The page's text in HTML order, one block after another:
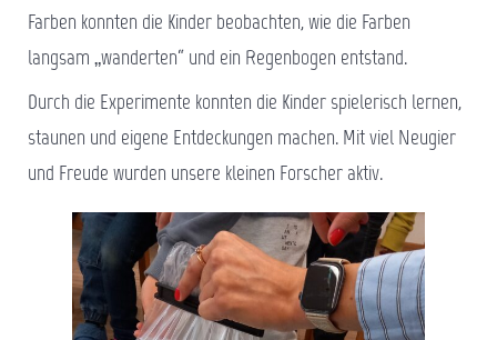
Farben konnten die Kinder beobachten, wie die Farben
langsam „wanderten“ und ein Regenbogen entstand.
Durch die Experimente konnten die Kinder spielerisch lernen,
staunen und eigene Entdeckungen machen. Mit viel Neugier
und Freude wurden unsere kleinen Forscher aktiv.